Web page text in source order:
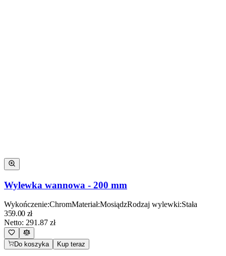
Wylewka wannowa - 200 mm
Wykończenie:ChromMateriał:MosiądzRodzaj wylewki:Stała
359.00 zł
Netto: 291.87 zł
Do koszyka Kup teraz